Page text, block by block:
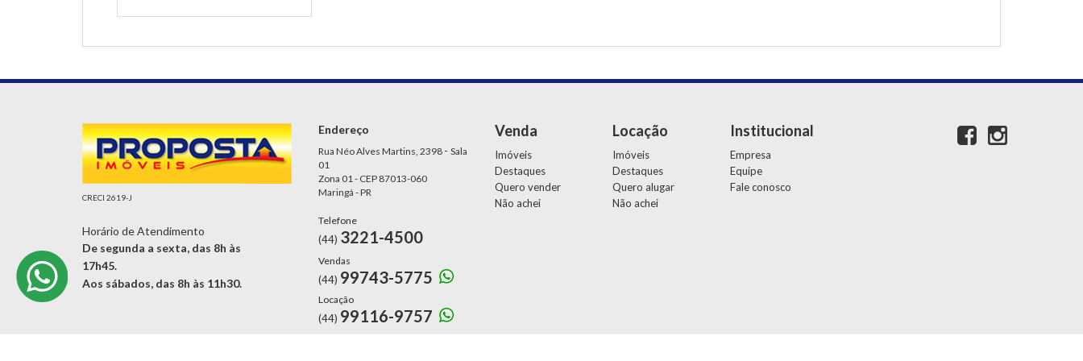
CRECI 2619-J
Horário de Atendimento
De segunda a sexta, das 8h às
17h45.
Aos sábados, das 8h às 11h30.
Endereço
Rua Néo Alves Martins, 2398 - Sala
01
Zona 01 - CEP 87013-060
Maringá - PR
Telefone
(44) 3221-4500
Vendas
(44) 99743-5775
Locação
(44) 99116-9757
Venda
Imóveis
Destaques
Quero vender
Não achei
Locação
Imóveis
Destaques
Quero alugar
Não achei
Institucional
Empresa
Equipe
Fale conosco